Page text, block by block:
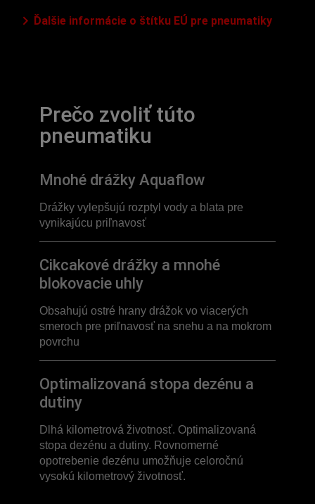
Ďalšie informácie o štítku EÚ pre pneumatiky
Prečo zvoliť túto
pneumatiku
Mnohé drážky Aquaflow
Drážky vylepšujú rozptyl vody a blata pre
vynikajúcu priľnavosť
Cikcakové drážky a mnohé
blokovacie uhly
Obsahujú ostré hrany drážok vo viacerých
smeroch pre priľnavosť na snehu a na mokrom
povrchu
Optimalizovaná stopa dezénu a
dutiny
Dlhá kilometrová životnosť. Optimalizovaná
stopa dezénu a dutiny. Rovnomerné
opotrebenie dezénu umožňuje celoročnú
vysokú kilometrový životnosť.